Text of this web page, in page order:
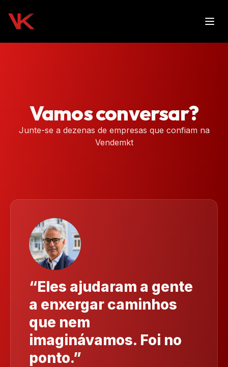
Vamos conversar?
Junte-se a dezenas de empresas que confiam na
Vendemkt
“Eles ajudaram a gente
a enxergar caminhos
que nem
imaginávamos. Foi no
ponto.”